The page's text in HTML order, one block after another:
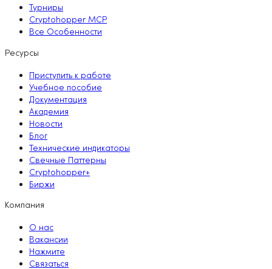
Турниры
Cryptohopper MCP
Все Особенности
Ресурсы
Приступить к работе
Учебное пособие
Документация
Академия
Новости
Блог
Технические индикаторы
Свечные Паттерны
Cryptohopper+
Биржи
Компания
О нас
Вакансии
Нажмите
Связаться